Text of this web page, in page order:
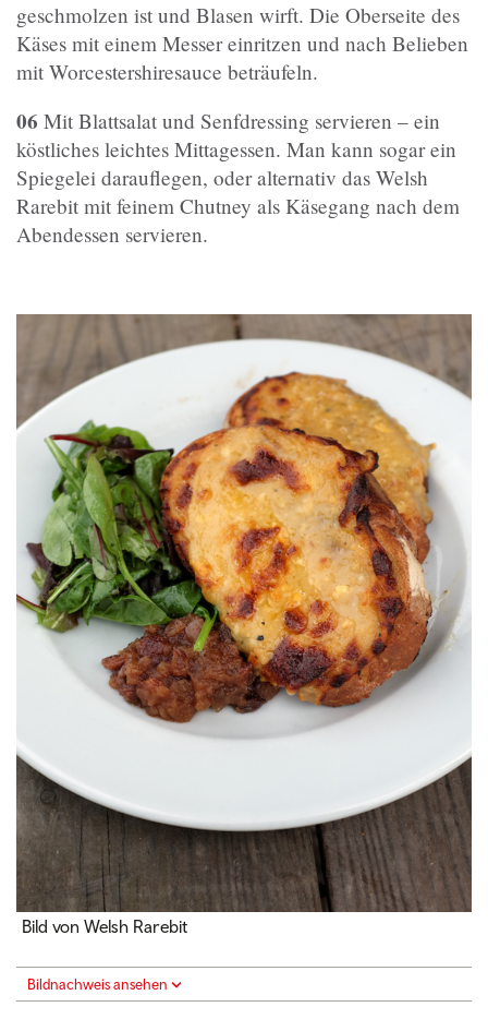
geschmolzen ist und Blasen wirft. Die Oberseite des
Käses mit einem Messer einritzen und nach Belieben
mit Worcestershiresauce beträufeln.
06 Mit Blattsalat und Senfdressing servieren – ein
köstliches leichtes Mittagessen. Man kann sogar ein
Spiegelei darauflegen, oder alternativ das Welsh
Rarebit mit feinem Chutney als Käsegang nach dem
Abendessen servieren.
Bild von Welsh Rarebit
Bildnachweis ansehen